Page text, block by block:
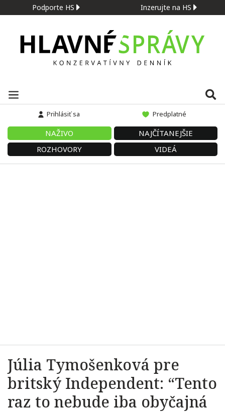
Podporte HS Inzerujte na HS
Prihlásiť sa Predplatné
NAŽIVO
NAJČÍTANEJŠIE
ROZHOVORY
VIDEÁ
Júlia Tymošenková pre
britský Independent: “Tento
raz to nebude iba obyčajná